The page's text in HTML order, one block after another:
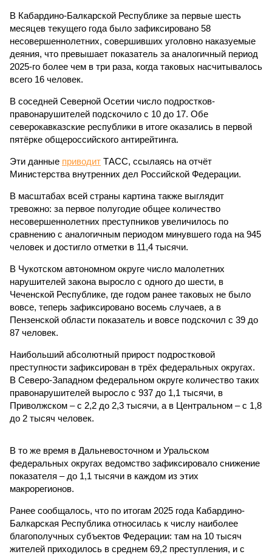
В Кабардино-Балкарской Республике за первые шесть
месяцев текущего года было зафиксировано 58
несовершеннолетних, совершивших уголовно наказуемые
деяния, что превышает показатель за аналогичный период
2025-го более чем в три раза, когда таковых насчитывалось
всего 16 человек.
В соседней Северной Осетии число подростков-
правонарушителей подскочило с 10 до 17. Обе
северокавказские республики в итоге оказались в первой
пятёрке общероссийского антирейтинга.
Эти данные приводит ТАСС, ссылаясь на отчёт
Министерства внутренних дел Российской Федерации.
В масштабах всей страны картина также выглядит
тревожно: за первое полугодие общее количество
несовершеннолетних преступников увеличилось по
сравнению с аналогичным периодом минувшего года на 945
человек и достигло отметки в 11,4 тысячи.
В Чукотском автономном округе число малолетних
нарушителей закона выросло с одного до шести, в
Чеченской Республике, где годом ранее таковых не было
вовсе, теперь зафиксировано восемь случаев, а в
Пензенской области показатель и вовсе подскочил с 39 до
87 человек.
Наибольший абсолютный прирост подростковой
преступности зафиксирован в трёх федеральных округах.
В Северо-Западном федеральном округе количество таких
правонарушителей выросло с 937 до 1,1 тысячи, в
Приволжском – с 2,2 до 2,3 тысячи, а в Центральном – с 1,8
до 2 тысяч человек.
В то же время в Дальневосточном и Уральском
федеральных округах ведомство зафиксировало снижение
показателя – до 1,1 тысячи в каждом из этих
макрорегионов.
Ранее сообщалось, что по итогам 2025 года Кабардино-
Балкарская Республика относилась к числу наиболее
благополучных субъектов Федерации: там на 10 тысяч
жителей приходилось в среднем 69,2 преступления, и с